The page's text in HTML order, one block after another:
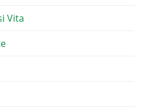
Vita